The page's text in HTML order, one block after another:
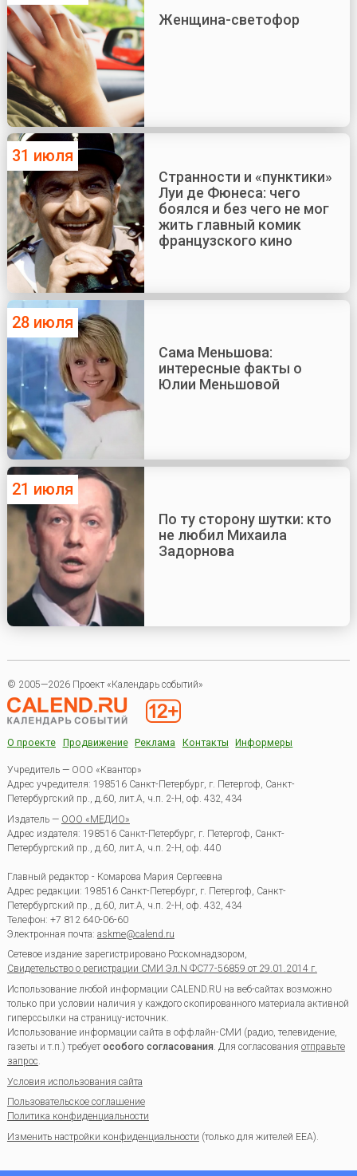
Женщина-светофор
31 июля
Странности и «пунктики»
Луи де Фюнеса: чего
боялся и без чего не мог
жить главный комик
французского кино
28 июля
Сама Меньшова:
интересные факты о
Юлии Меньшовой
21 июля
По ту сторону шутки: кто
не любил Михаила
Задорнова
© 2005—2026 Проект «Календарь событий»
О проекте Продвижение Реклама Контакты Информеры
Учредитель — ООО «Квантор»
Адрес учредителя: 198516 Санкт-Петербург, г. Петергоф, Санкт-
Петербургский пр., д.60, лит.А, ч.п. 2-Н, оф. 432, 434
Издатель — ООО «МЕДИО»
Адрес издателя: 198516 Санкт-Петербург, г. Петергоф, Санкт-
Петербургский пр., д.60, лит.А, ч.п. 2-Н, оф. 440
Главный редактор - Комарова Мария Сергеевна
Адрес редакции: 198516 Санкт-Петербург, г. Петергоф Санкт-
Петербургский пр., д.60, лит.А, ч.п. 2-Н, оф. 432, 434
Телефон: +7 812 640-06-60
Электронная почта: askme@calend.ru
Сетевое издание зарегистрировано Роскомнадзором,
Свидетельство о регистрации СМИ Эл.N ФС77-56859 от 29.01.2014 г.
Использование любой информации CALEND.RU на веб-сайтах возможно
только при условии наличия у каждого скопированного материала активной
гиперссылки на страницу-источник.
Использование информации сайта в оффлайн-СМИ (радио, телевидение,
газеты и т.п.) требуетособого согласования. Для согласования отправьте
запрос.
Условия использования сайта
Пользовательское соглашение
Политика конфиденциальности
Изменить настройки конфиденциальности (только для жителей EEA).